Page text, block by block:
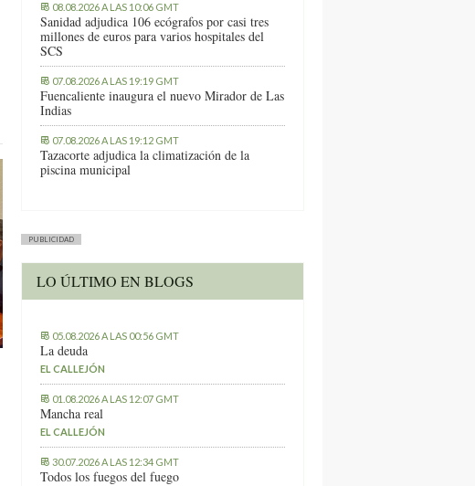
08.08.2026 A LAS 10:06 GMT
Sanidad adjudica 106 ecógrafos por casi tres
millones de euros para varios hospitales del
SCS
07.08.2026 A LAS 19:19 GMT
Fuencaliente inaugura el nuevo Mirador de Las
Indias
07.08.2026 A LAS 19:12 GMT
Tazacorte adjudica la climatización de la
piscina municipal
PUBLICIDAD
LO ÚLTIMO EN BLOGS
05.08.2026 A LAS 00:56 GMT
La deuda
EL CALLEJÓN
01.08.2026 A LAS 12:07 GMT
Mancha real
EL CALLEJÓN
30.07.2026 A LAS 12:34 GMT
Todos los fuegos del fuego